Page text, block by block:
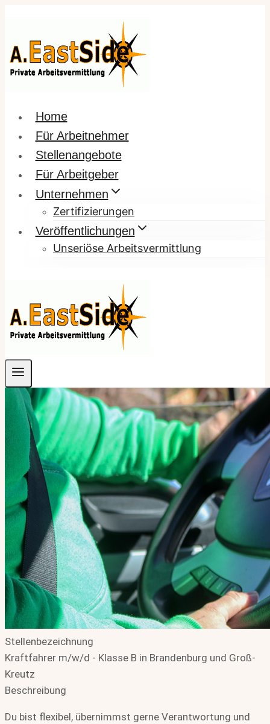
springen
Home
Für Arbeitnehmer
Stellenangebote
Für Arbeitgeber
Unternehmen
Zertifizierungen
Veröffentlichungen
Unseriöse Arbeitsvermittlung
Stellenbezeichnung
Kraftfahrer m/w/d - Klasse B in Brandenburg und Groß-
Kreutz
Beschreibung
Du bist flexibel, übernimmst gerne Verantwortung und